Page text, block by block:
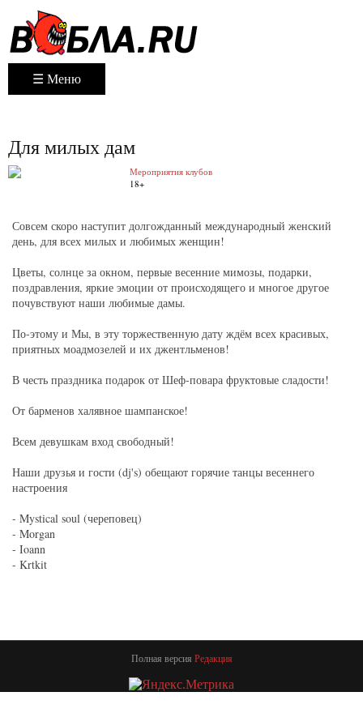
☰ Меню
Для милых дам
Мероприятия клубов
18+
Совсем скоро наступит долгожданный международный женский
день, для всех милых и любимых женщин!
Цветы, солнце за окном, первые весенние мимозы, подарки,
поздравления, яркие эмоции от происходящего и многое другое
почувствуют наши любимые дамы.
По-этому и Мы, в эту торжественную дату ждём всех красивых,
приятных моадмозелей и их джентльменов!
В честь праздника подарок от Шеф-повара фруктовые сладости!
От барменов халявное шампанское!
Всем девушкам вход свободный!
Наши друзья и гости (dj's) обещают горячие танцы весеннего
настроения
- Mystical soul (череповец)
- Morgan
- Ioann
- Krtkit
Полная версия Редакция